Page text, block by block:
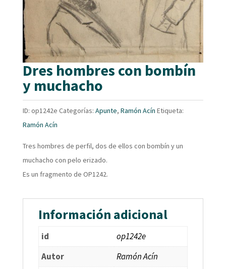
Dres hombres con bombín
y muchacho
ID: op1242e Categorías: Apunte, Ramón Acín Etiqueta:
Ramón Acín
Tres hombres de perfil, dos de ellos con bombín y un
muchacho con pelo erizado.
Es un fragmento de OP1242.
Información adicional
id
op1242e
Autor
Ramón Acín